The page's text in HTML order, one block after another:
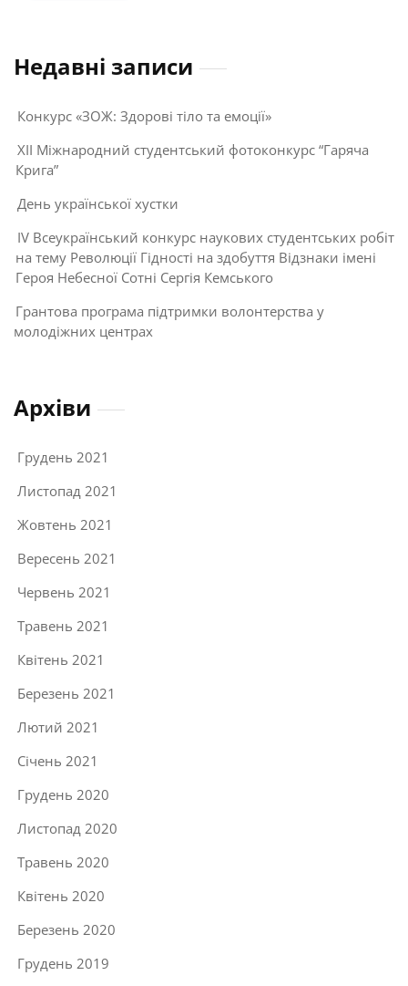
Недавні записи
Конкурс «ЗОЖ: Здорові тіло та емоції»
XII Міжнародний студентський фотоконкурс “Гаряча
Крига”
День української хустки
IV Всеукраїнський конкурс наукових студентських робіт
на тему Революції Гідності на здобуття Відзнаки імені
Героя Небесної Сотні Сергія Кемського
Грантова програма підтримки волонтерства у
молодіжних центрах
Архіви
Грудень 2021
Листопад 2021
Жовтень 2021
Вересень 2021
Червень 2021
Травень 2021
Квітень 2021
Березень 2021
Лютий 2021
Січень 2021
Грудень 2020
Листопад 2020
Травень 2020
Квітень 2020
Березень 2020
Грудень 2019